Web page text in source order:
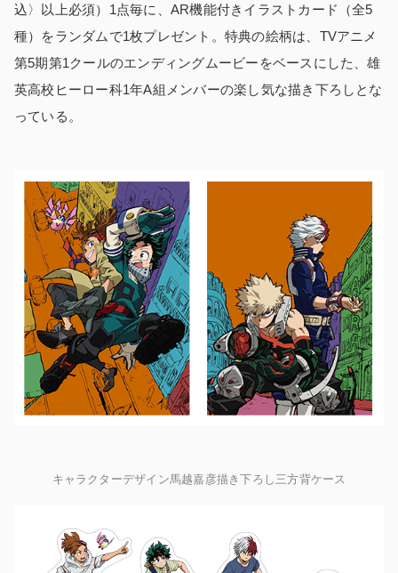
込〉以上必須）1点毎に、AR機能付きイラストカード（全5
種）をランダムで1枚プレゼント。特典の絵柄は、TVアニメ
第5期第1クールのエンディングムービーをベースにした、雄
英高校ヒーロー科1年A組メンバーの楽し気な描き下ろしとな
っている。
キャラクターデザイン馬越嘉彦描き下ろし三方背ケース